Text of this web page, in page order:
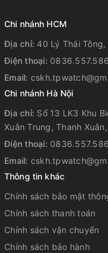
Chi nhánh HCM
Địa chỉ: 40 Lý Thái Tông,
Điện thoại: 0836.557.586
Email:
Chi nhánh Hà Nội
Địa chỉ: Số 13 LK3 Khu
Xuân Trung, Thanh
Điện thoại: 0836.557.586
Email:
Thông tin khác
Chính sách bảo mật
Chính sách thanh toán
Chính sách vận chuyển
Chính sách bảo hành